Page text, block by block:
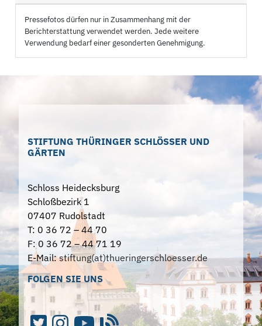
Pressefotos dürfen nur in Zusammenhang mit der
Berichterstattung verwendet werden. Jede weitere
Verwendung bedarf einer gesonderten Genehmigung.
STIFTUNG THÜRINGER SCHLÖSSER UND
GÄRTEN
Schloss Heidecksburg
Schloßbezirk 1
07407 Rudolstadt
T: 0 36 72 – 44 70
F: 0 36 72 – 44 71 19
E-Mail:stiftung(at)thueringerschloesser.de
FOLGEN SIE UNS